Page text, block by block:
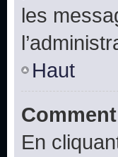
les
Haut
En